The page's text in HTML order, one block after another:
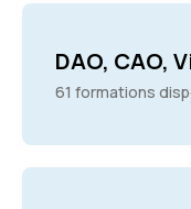
DAO, CAO,
61 formations